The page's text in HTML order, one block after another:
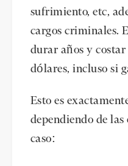
sufrimiento, etc,
cargos criminales.
durar años y costar
dólares, incluso si
Esto es
dependiendo de
caso: